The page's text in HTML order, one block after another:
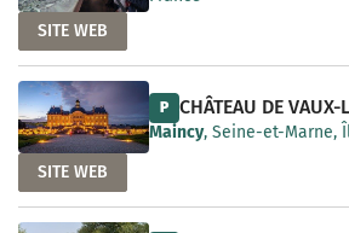
SITE WEB
P CHÂTEAU DE VAUX-
Maincy, Seine-et-Marne,
SITE WEB